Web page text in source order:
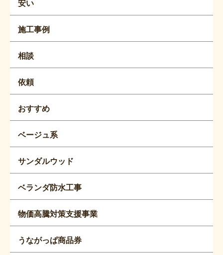
安い
施工事例
相談
依頼
おすすめ
ベージュ系
サンダルウッド
ベランダ防水工事
物価高騰対策支援事業
うながっぱ商品券